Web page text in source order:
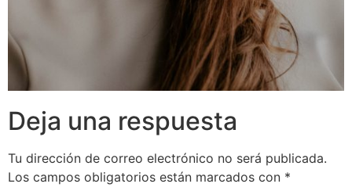
Deja una respuesta
Tu dirección de correo electrónico no será publicada.
Los campos obligatorios están marcados con *